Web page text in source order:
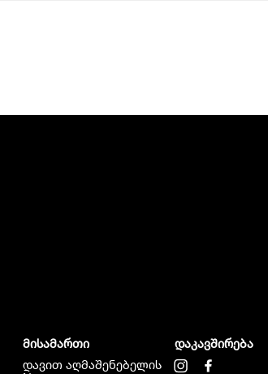
მისამართი
დავით აღმაშენებელის
დაკავშირება